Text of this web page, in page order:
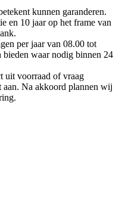
kunnen garanderen.
en 10 jaar op het frame van
per jaar van 08.00 tot
bieden waar nodig binnen 24
uit voorraad of vraag
Na akkoord plannen wij